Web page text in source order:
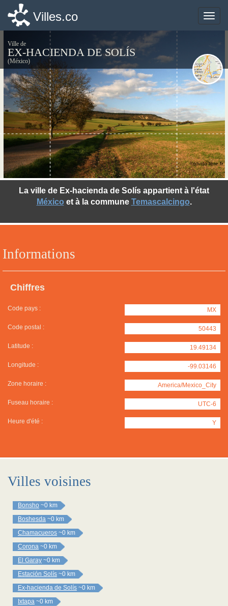
Toggle
Villes.co
Ville de
EX-HACIENDA DE SOLÍS
(México)
Informations
Chiffres
Code pays : MX
Code postal : 50443
Latitude : 19.49134
Longitude : -99.03146
Zone horaire : America/Mexico_City
Fuseau horaire : UTC-6
Heure d'été : Y
La ville de Ex-hacienda de Solís appartient à l'état
México et à la commune Temascalcingo.
©photo-libre.fr
Villes voisines
Bonsho ~0 km
Boshesda ~0 km
Chamacueros ~0 km
Corona ~0 km
El Garay ~0 km
Estación Solís ~0 km
Ex-hacienda de Solís ~0 km
Ixtapa ~0 km
Toggle
Villes.co